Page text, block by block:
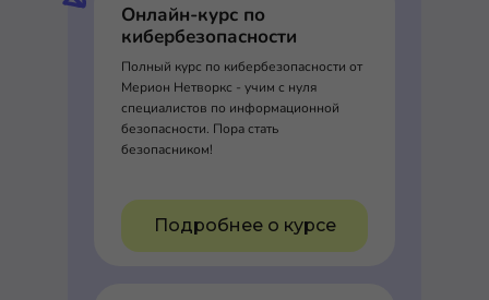
Онлайн-курс по
кибербезопасности
Полный курс по кибербезопасности от
Мерион Нетворкс - учим с нуля
специалистов по информационной
безопасности. Пора стать
безопасником!
Подробнее о курсе